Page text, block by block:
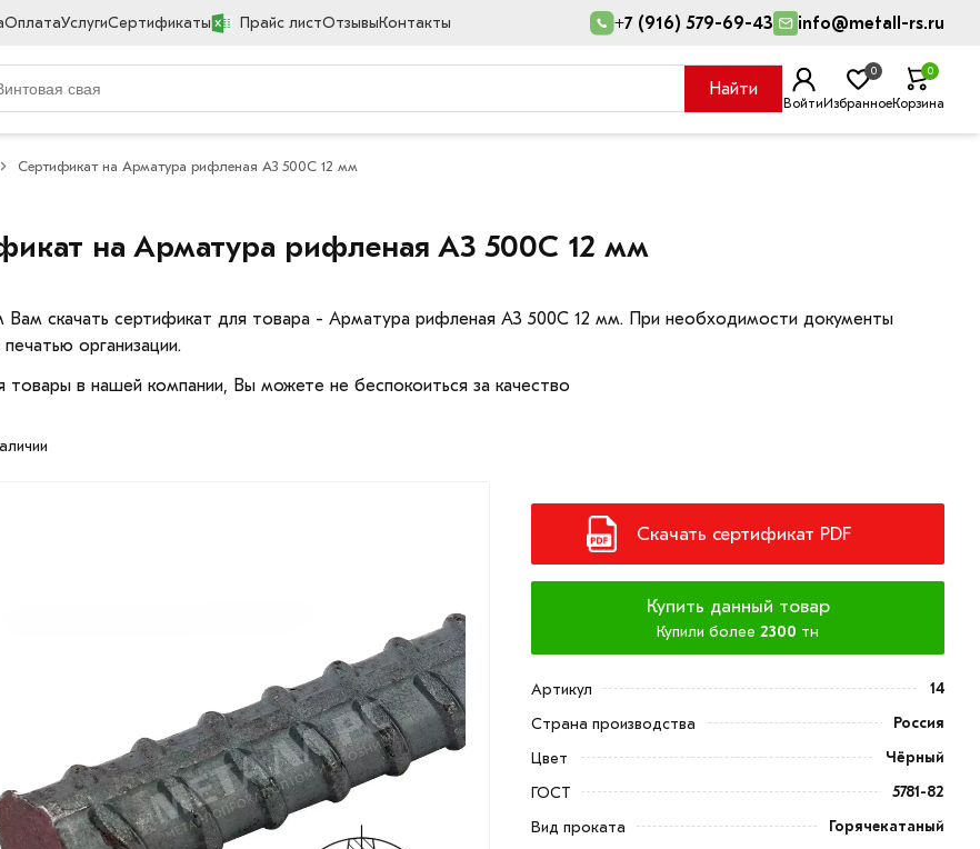
ОплатаУслугиСертификаты Прайс листОтзывыКонтакты +7 (916) 579-69-43 info@metall-rs.ru
Найти
ВойтиИзбранное
0
Корзина
0
Сертификат на Арматура рифленая А3 500С 12 мм
на Арматура рифленая А3 500С 12 мм
Вам скачать сертификат для товара - Арматура рифленая А3 500С 12 мм. При необходимости документы
организации.
товары в нашей компании, Вы можете не беспокоиться за качество
Скачать сертификат PDF
Купить данный товар
Купили более 2300 тн
Артикул
14
Страна производства
Россия
Цвет
Чёрный
ГОСТ
5781-82
Вид проката
Горячекатаный